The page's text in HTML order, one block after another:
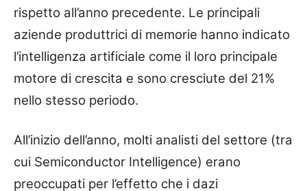
rispetto all’anno precedente. Le principali
aziende produttrici di memorie hanno indicato
l’intelligenza artificiale come il loro principale
motore di crescita e sono cresciute del 21%
nello stesso periodo.
All’inizio dell’anno, molti analisti del settore (tra
cui Semiconductor Intelligence) erano
preoccupati per l’effetto che i dazi